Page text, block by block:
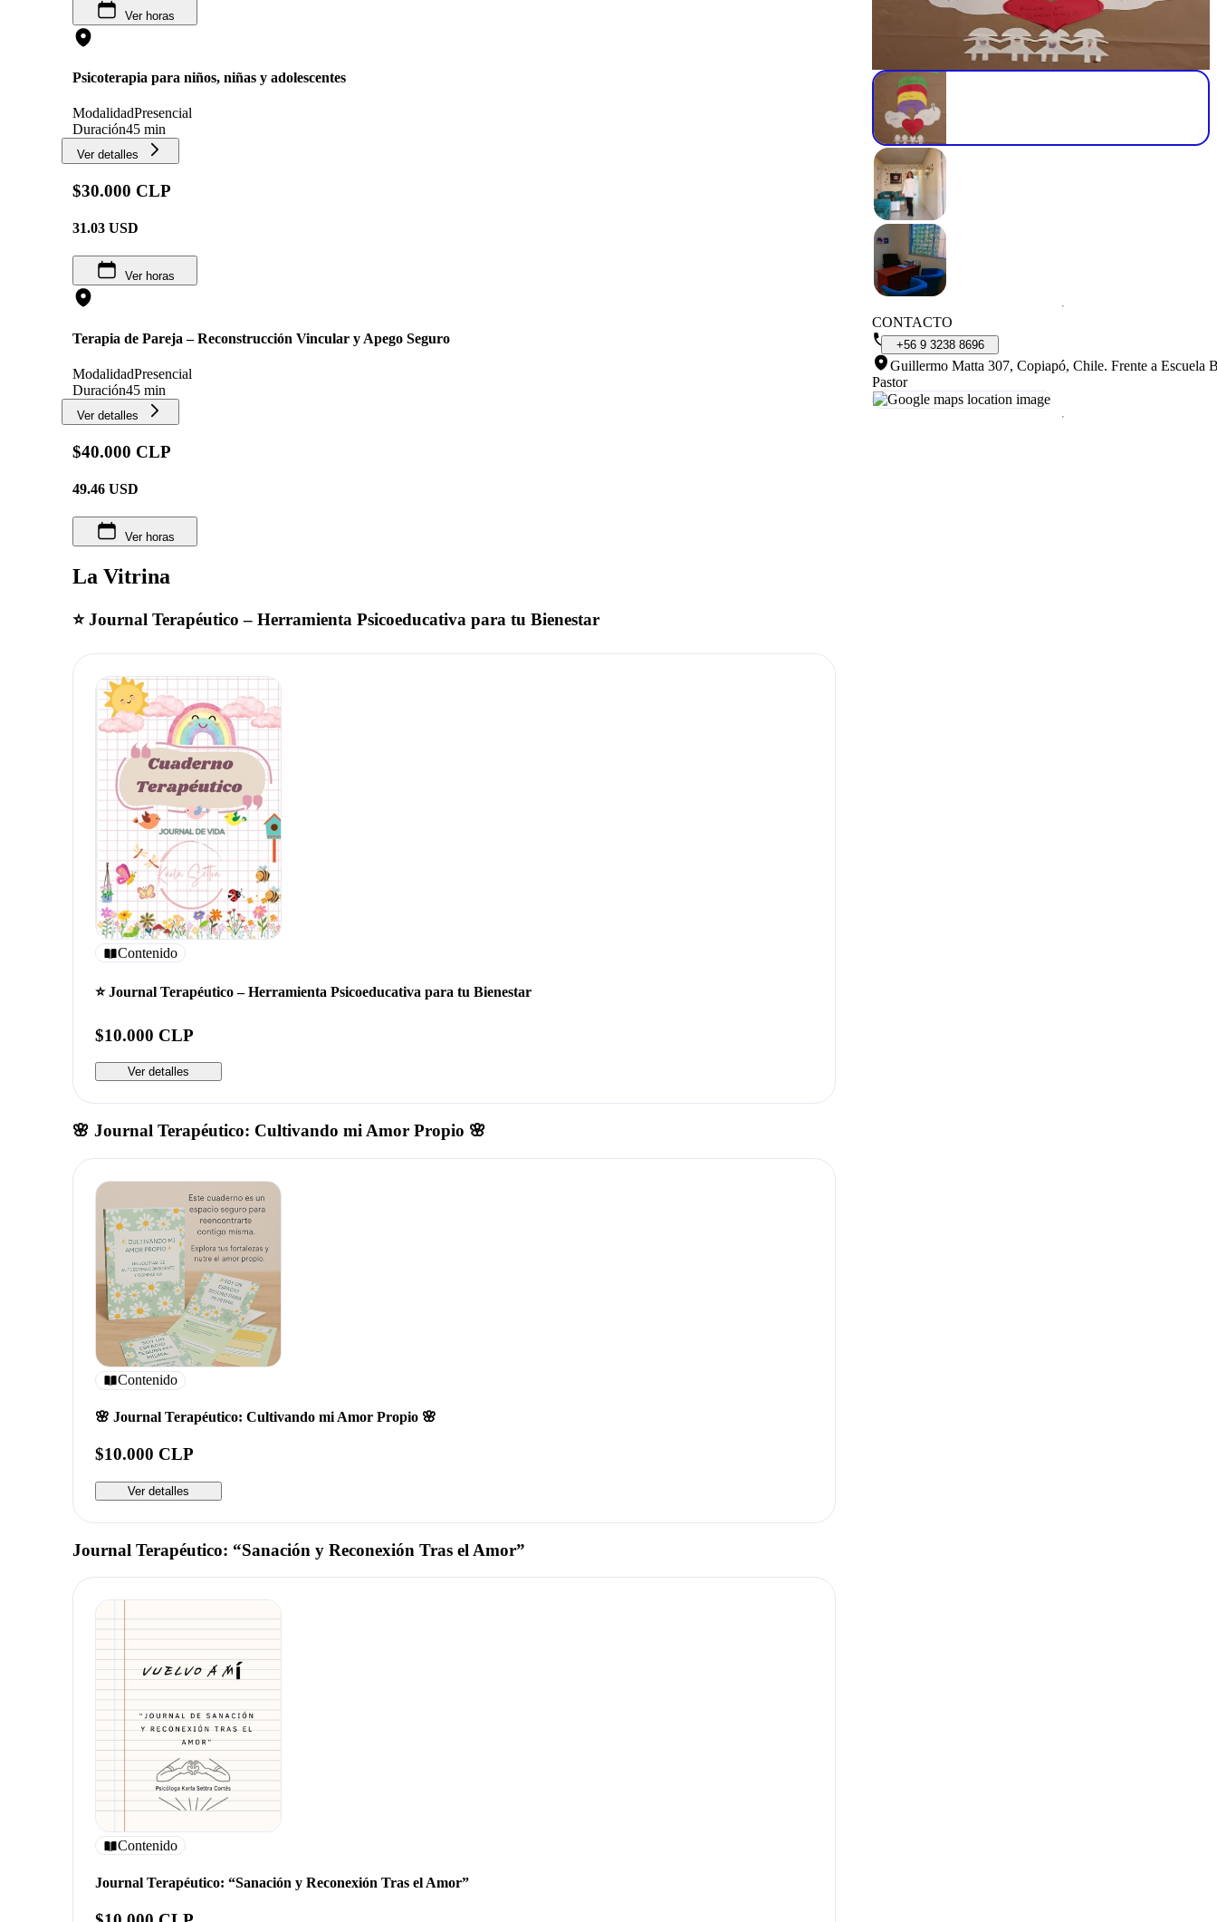
Ver horas
Psicoterapia para niños, niñas y adolescentes
ModalidadPresencial
Duración45 min
Ver detalles
$30.000 CLP
31.03 USD
Ver horas
Terapia de Pareja – Reconstrucción Vincular y Apego Seguro
ModalidadPresencial
Duración45 min
Ver detalles
$40.000 CLP
49.46 USD
Ver horas
La Vitrina
⭐ Journal Terapéutico – Herramienta Psicoeducativa para tu Bienestar
Contenido
⭐ Journal Terapéutico – Herramienta Psicoeducativa para tu Bienestar
$10.000 CLP
Ver detalles
🌸 Journal Terapéutico: Cultivando mi Amor Propio 🌸
Contenido
🌸 Journal Terapéutico: Cultivando mi Amor Propio 🌸
$10.000 CLP
Ver detalles
Journal Terapéutico: “Sanación y Reconexión Tras el Amor”
Contenido
Journal Terapéutico: “Sanación y Reconexión Tras el Amor”
CONTACTO
+56 9 3238 8696
Guillermo Matta 307, Copiapó, Chile. Frente a Escuela
Pastor